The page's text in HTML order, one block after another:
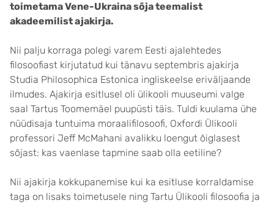
toimetama Vene-Ukraina sõja teemalist
akadeemilist ajakirja.
Nii palju korraga polegi varem Eesti ajalehtedes
filosoofiast kirjutatud kui tänavu septembris ajakirja
Studia Philosophica Estonica ingliskeelse eriväljaande
ilmudes. Ajakirja esitlusel oli ülikooli muuseumi valge
saal Tartus Toomemäel puupüsti täis. Tuldi kuulama ühe
nüüdisaja tuntuima moraalifilosoofi, Oxfordi Ülikooli
professori Jeff McMahani avalikku loengut õiglasest
sõjast: kas vaenlase tapmine saab olla eetiline?
Nii ajakirja kokkupanemise kui ka esitluse korraldamise
taga on lisaks toimetusele ning Tartu Ülikooli filosoofia ja